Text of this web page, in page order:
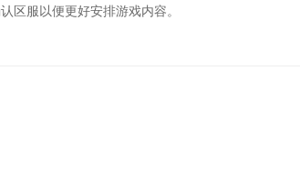
区服以便更好安排游戏内容。